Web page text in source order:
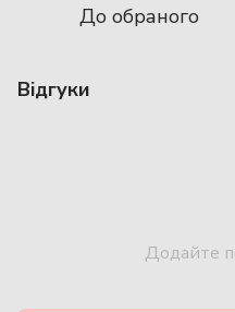
До обраного
Відгуки
Додайте